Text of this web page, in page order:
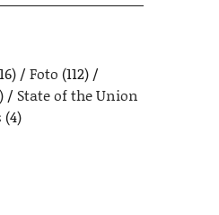
Foto (112)
State of the Union
(4)